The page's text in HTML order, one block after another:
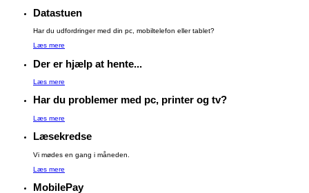
Datastuen
Har du udfordringer med din pc, mobiltelefon eller tablet?
Læs mere
Der er hjælp at hente...
Læs mere
Har du problemer med pc, printer og tv?
Læs mere
Læsekredse
Vi mødes en gang i måneden.
Læs mere
MobilePay